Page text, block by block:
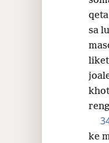
sa
ke